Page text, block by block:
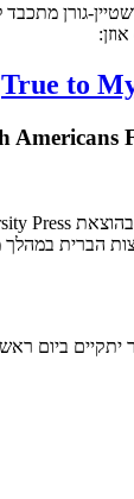
גורן
True to
הברית